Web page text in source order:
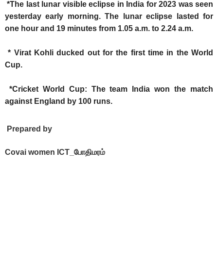
*The last lunar visible eclipse in India for 2023 was seen
yesterday early morning. The lunar eclipse lasted for
one hour and 19 minutes from 1.05 a.m. to 2.24 a.m.
* Virat Kohli ducked out for the first time in the World
Cup.
*Cricket World Cup: The team India won the match
against England by 100 runs.
Prepared by
Covai women ICT_போதிமரம்